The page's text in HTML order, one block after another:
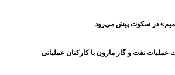
در سکوت پیش می‌رود
نفت و گاز مارون با کارکنان عملیاتی